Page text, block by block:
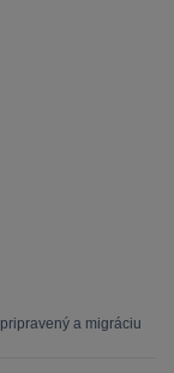
a migráciu